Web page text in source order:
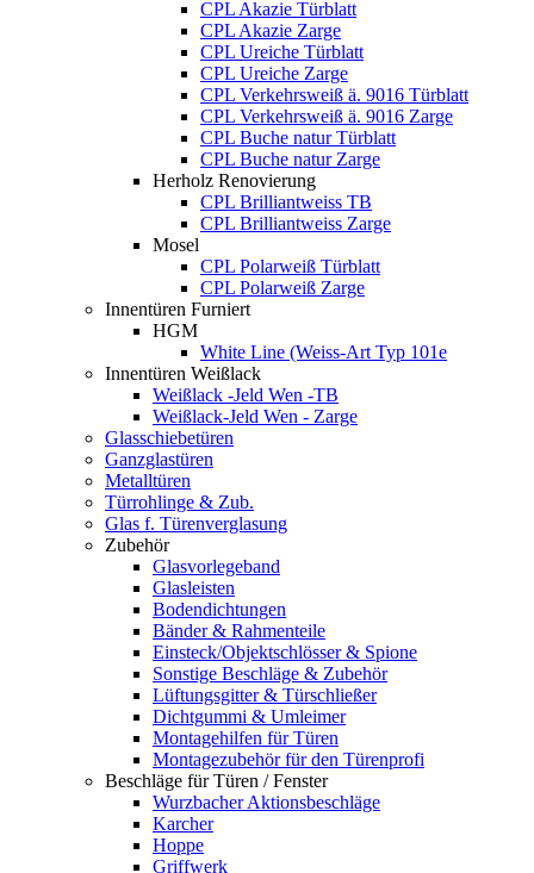
CPL Akazie Türblatt
CPL Akazie Zarge
CPL Ureiche Türblatt
CPL Ureiche Zarge
CPL Verkehrsweiß ä. 9016 Türblatt
CPL Verkehrsweiß ä. 9016 Zarge
CPL Buche natur Türblatt
CPL Buche natur Zarge
Herholz Renovierung
CPL Brilliantweiss TB
CPL Brilliantweiss Zarge
Mosel
CPL Polarweiß Türblatt
CPL Polarweiß Zarge
Innentüren Furniert
HGM
White Line (Weiss-Art Typ 101e
Innentüren Weißlack
Weißlack -Jeld Wen -TB
Weißlack-Jeld Wen - Zarge
Glasschiebetüren
Ganzglastüren
Metalltüren
Türrohlinge & Zub.
Glas f. Türenverglasung
Zubehör
Glasvorlegeband
Glasleisten
Bodendichtungen
Bänder & Rahmenteile
Einsteck/Objektschlösser & Spione
Sonstige Beschläge & Zubehör
Lüftungsgitter & Türschließer
Dichtgummi & Umleimer
Montagehilfen für Türen
Montagezubehör für den Türenprofi
Beschläge für Türen / Fenster
Wurzbacher Aktionsbeschläge
Karcher
Hoppe
Griffwerk